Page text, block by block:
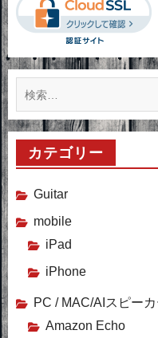
索:
カテゴリー
Guitar
mobile
iPad
iPhone
PC / MAC/AIスピー
Amazon Echo